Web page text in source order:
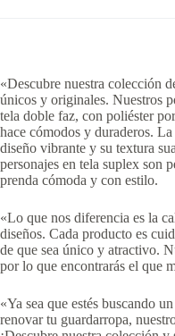
«Descubre nuestra colección
únicos y originales. Nuestros
tela doble faz, con poliéster
hace cómodos y duraderos.
diseño vibrante y su textura
personajes en tela suplex son
prenda cómoda y con estilo.
«Lo que nos diferencia es la
diseños. Cada producto es
de que sea único y atractivo.
por lo que encontrarás el que
«Ya sea que estés buscando
renovar tu guardarropa,